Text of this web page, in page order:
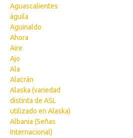
Aguascalientes
águila
Aguinaldo
Ahora
Aire
Ajo
Ala
Alacrán
Alaska (variedad
distinta de ASL
utilizado en Alaska)
Albania (Señas
Internacional)